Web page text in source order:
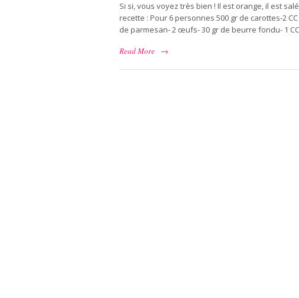
Si si, vous voyez très bien ! Il est orange, il est
recette : Pour 6 personnes 500 gr de carottes-2
de parmesan- 2 œufs- 30 gr de beurre fondu- 1
Read More
→